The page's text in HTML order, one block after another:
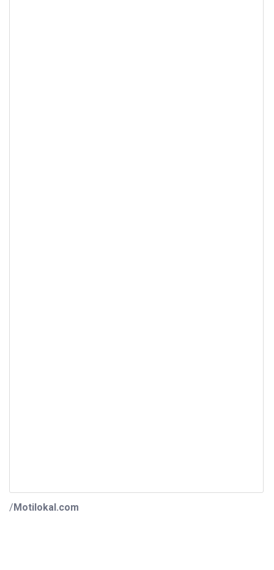
/ Motilokal.com